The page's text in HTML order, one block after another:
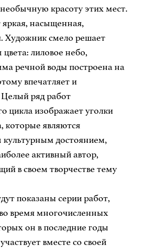
красоту этих мест.
насыщенная,
Художник смело решает
лиловое небо,
речной воды построена на
впечатляет и
ряд работ
цикла изображает уголки
которые являются
достоянием,
активный автор,
в своем творчестве тему
показаны серии работ,
время многочисленных
он в последние годы
вместе со своей